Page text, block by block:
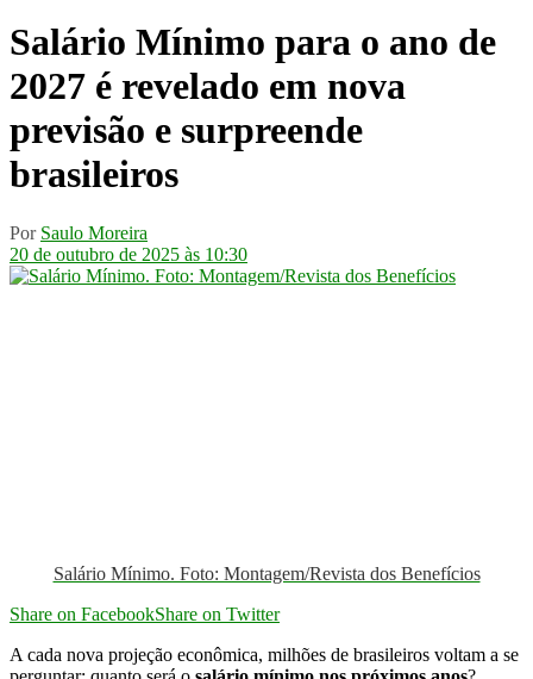
Salário Mínimo para o ano de
2027 é revelado em nova
previsão e surpreende
brasileiros
Por Saulo Moreira
20 de outubro de 2025 às 10:30
Salário Mínimo. Foto: Montagem/Revista dos Benefícios
Share on FacebookShare on Twitter
A cada nova projeção econômica, milhões de brasileiros voltam a se